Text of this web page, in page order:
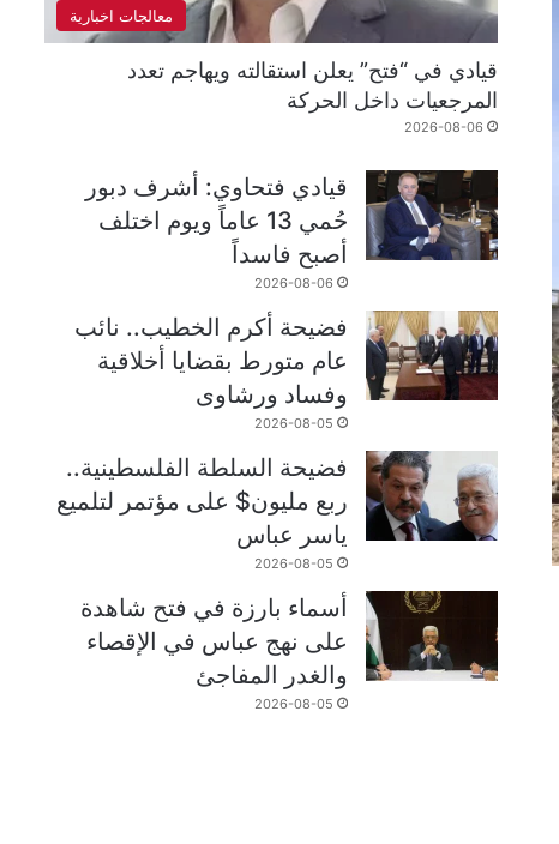
معالجات اخبارية
قيادي في “فتح” يعلن استقالته ويهاجم تعدد
المرجعيات داخل الحركة
2026-08-06
قيادي فتحاوي: أشرف دبور
حُمي 13 عاماً ويوم اختلف
أصبح فاسداً
2026-08-06
فضيحة أكرم الخطيب.. نائب
عام متورط بقضايا أخلاقية
وفساد ورشاوى
2026-08-05
فضيحة السلطة الفلسطينية..
ربع مليون$ على مؤتمر لتلميع
ياسر عباس
2026-08-05
أسماء بارزة في فتح شاهدة
على نهج عباس في الإقصاء
والغدر المفاجئ
2026-08-05